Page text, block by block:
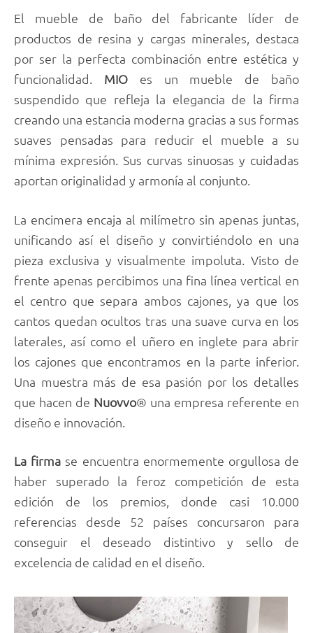
El mueble de baño del fabricante líder de
productos de resina y cargas minerales, destaca
por ser la perfecta combinación entre estética y
funcionalidad. MIO es un mueble de baño
suspendido que refleja la elegancia de la firma
creando una estancia moderna gracias a sus formas
suaves pensadas para reducir el mueble a su
mínima expresión. Sus curvas sinuosas y cuidadas
aportan originalidad y armonía al conjunto.
La encimera encaja al milímetro sin apenas juntas,
unificando así el diseño y convirtiéndolo en una
pieza exclusiva y visualmente impoluta. Visto de
frente apenas percibimos una fina línea vertical en
el centro que separa ambos cajones, ya que los
cantos quedan ocultos tras una suave curva en los
laterales, así como el uñero en inglete para abrir
los cajones que encontramos en la parte inferior.
Una muestra más de esa pasión por los detalles
que hacen de Nuovvo® una empresa referente en
diseño e innovación.
La firma se encuentra enormemente orgullosa de
haber superado la feroz competición de esta
edición de los premios, donde casi 10.000
referencias desde 52 países concursaron para
conseguir el deseado distintivo y sello de
excelencia de calidad en el diseño.